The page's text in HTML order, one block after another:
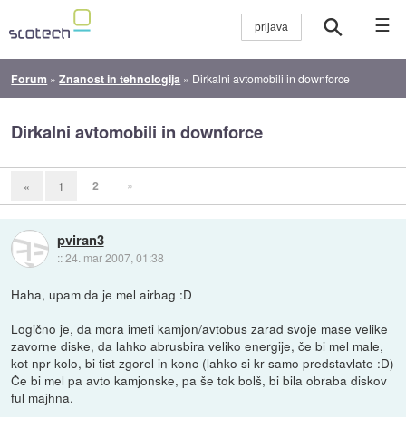
☰
Forum »Znanost in tehnologija » Dirkalni avtomobili in downforce
Dirkalni avtomobili in downforce
« 1 2 »
pviran3
::24. mar 2007, 01:38
Haha, upam da je mel airbag :D
Logično je, da mora imeti kamjon/avtobus zarad svoje mase velike
zavorne diske, da lahko abrusbira veliko energije, če bi mel male,
kot npr kolo, bi tist zgorel in konc (lahko si kr samo predstavlate :D)
Če bi mel pa avto kamjonske, pa še tok bolš, bi bila obraba diskov
ful majhna.